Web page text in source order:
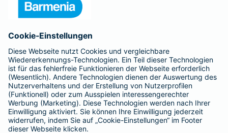
Barmenia ist Teil der BarmeniaGothaer
BELIEBTE SEITEN
Kranken-Zusatzversicherung
Tierversicherungen
Haftpflichtversicherung
Hausratversicherung